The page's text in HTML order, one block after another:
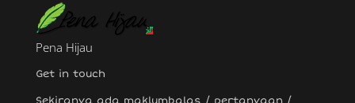
Pena Hijau
Get in touch